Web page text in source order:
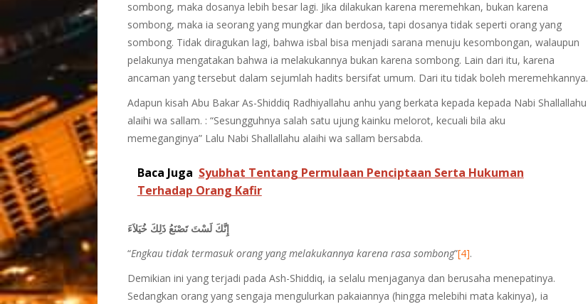
sombong, maka dosanya lebih besar lagi. Jika dilakukan karena meremehkan, bukan karena
sombong, maka ia seorang yang mungkar dan berdosa, tapi dosanya tidak seperti orang yang
sombong. Tidak diragukan lagi, bahwa isbal bisa menjadi sarana menuju kesombongan, walaupun
pelakunya mengatakan bahwa ia melakukannya bukan karena sombong. Lain dari itu, karena
ancaman yang tersebut dalam sejumlah hadits bersifat umum. Dari itu tidak boleh meremehkannya.
Adapun kisah Abu Bakar As-Shiddiq Radhiyallahu anhu yang berkata kepada kepada Nabi Shallallahu
alaihi wa sallam. : “Sesungguhnya salah satu ujung kainku melorot, kecuali bila aku
memeganginya” Lalu Nabi Shallallahu alaihi wa sallam bersabda.
Baca Juga Syubhat Tentang Permulaan Penciptaan Serta Hukuman
Terhadap Orang Kafir
إِنَّكَ لَسْتَ تَصْنَعُ ذَلِكَ خُيَلاَءَ
“Engkau tidak termasuk orang yang melakukannya karena rasa sombong”[4].
Demikian ini yang terjadi pada Ash-Shiddiq, ia selalu menjaganya dan berusaha menepatinya.
Sedangkan orang yang sengaja mengulurkan pakaiannya (hingga melebihi mata kakinya), ia